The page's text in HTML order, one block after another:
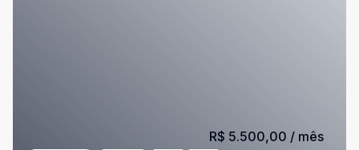
R$ 5.500,00 / mês